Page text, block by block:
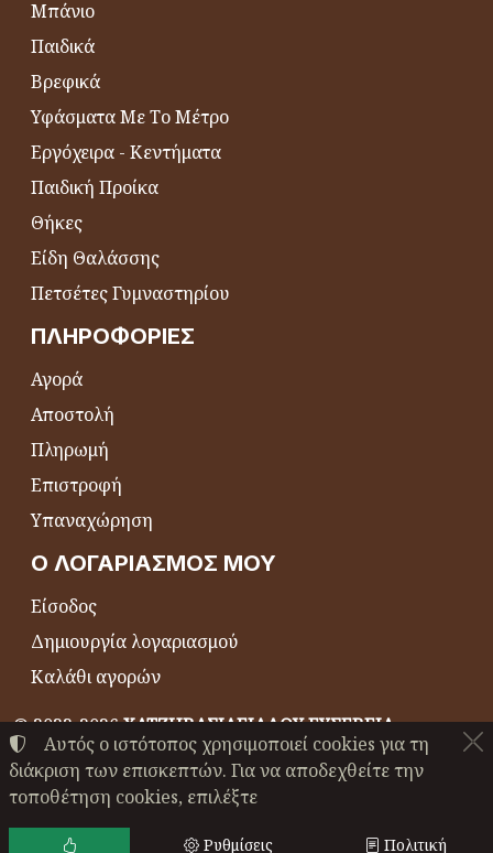
Μπάνιο
Παιδικά
Βρεφικά
Υφάσματα Με Το Μέτρο
Εργόχειρα - Κεντήματα
Παιδική Προίκα
Θήκες
Είδη Θαλάσσης
Πετσέτες Γυμναστηρίου
ΠΛΗΡΟΦΟΡΊΕΣ
Αγορά
Αποστολή
Πληρωμή
Επιστροφή
Υπαναχώρηση
Ο ΛΟΓΑΡΙΑΣΜΌΣ ΜΟΥ
Είσοδος
Δημιουργία λογαριασμού
Καλάθι αγορών
©2022-2026ΧΑΤΖΗΒΑΣΙΛΕΙΑΔΟΥ ΕΥΣΕΒΕΙΑ
ΑΦΜ:EL044864230• Αριθμός ΓΕΜΗ:24489147000
Όροι χρήσης•Πολιτική απορρήτου•Πολιτική cookies
Ρυθμίσεις cookies
Αυτός ο ιστότοπος χρησιμοποιεί cookies για τη
διάκριση των επισκεπτών. Για να αποδεχθείτε την
τοποθέτηση cookies, επιλέξτε
Ρυθμίσεις Πολιτική